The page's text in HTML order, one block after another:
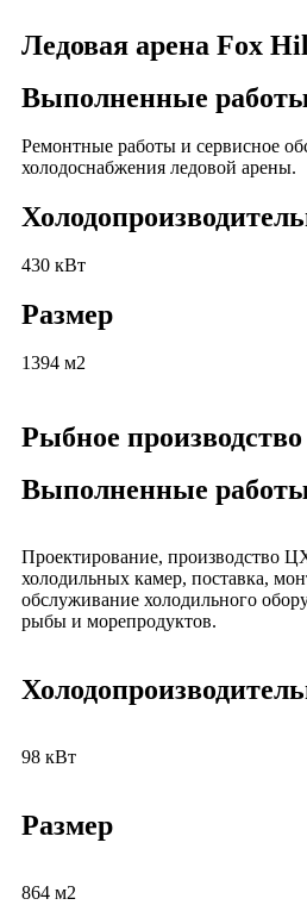
Ледовая арена Fox
Выполненные
Ремонтные работы и сервисное
холодоснабжения ледовой арены.
430 кВт
Размер
1394 м2
Рыбное
Выполненные
Проектирование, производство
холодильных камер, поставка,
обслуживание холодильного
рыбы и морепродуктов.
98 кВт
Размер
864 м2